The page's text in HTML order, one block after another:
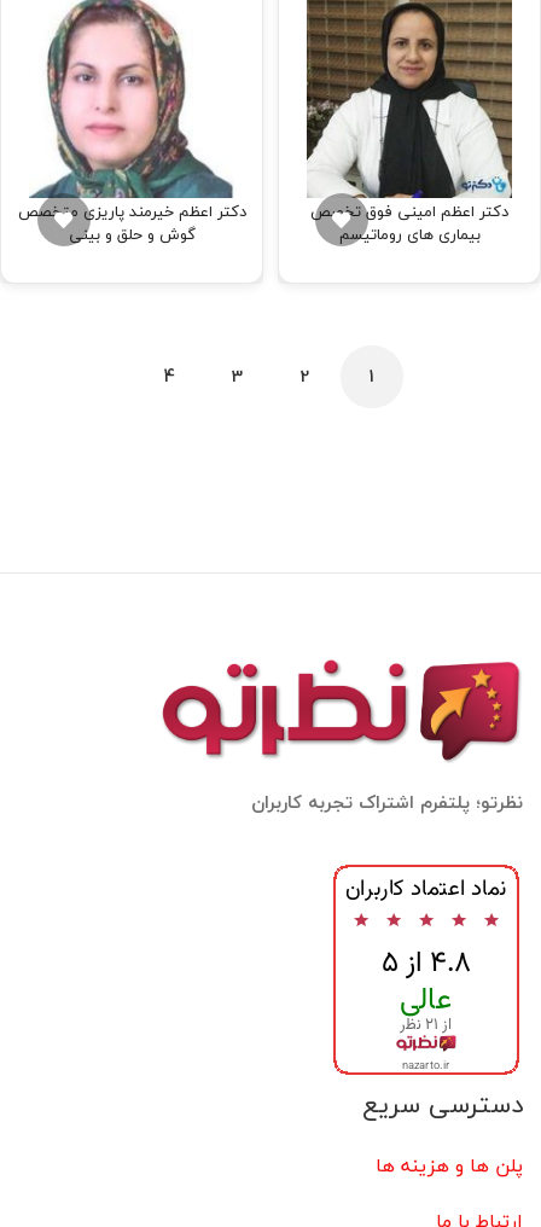
دکتر اعظم امینی فوق تخصص
بیماری های روماتیسم
دکتر اعظم خیرمند پاریزی متخصص
گوش و حلق و بینی
1
2
3
4
نظرتو؛ پلتفرم اشتراک تجربه کاربران
دسترسی سریع
پلن ها و هزینه ها